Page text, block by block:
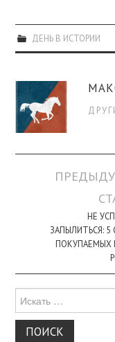
ДЕНЬ В ИСТОРИИ
Навигация
НЕ
ЗАПЫЛИТЬСЯ: 5
ПОКУПАЕМЫХ
для: